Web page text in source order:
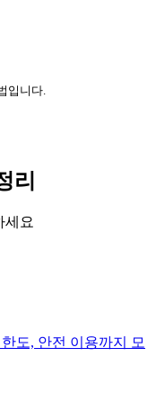
입니다.
리
세요
도, 안전 이용까지 모